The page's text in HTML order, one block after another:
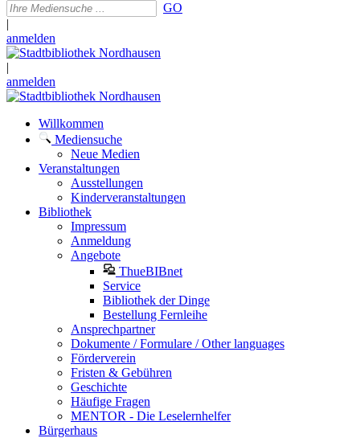
GO
|
anmelden
|
anmelden
Willkommen
Mediensuche
Neue Medien
Veranstaltungen
Ausstellungen
Kinderveranstaltungen
Bibliothek
Impressum
Anmeldung
Angebote
ThueBIBnet
Service
Bibliothek der Dinge
Bestellung Fernleihe
Ansprechpartner
Dokumente / Formulare / Other languages
Förderverein
Fristen & Gebühren
Geschichte
Häufige Fragen
MENTOR - Die Leselernhelfer
Bürgerhaus